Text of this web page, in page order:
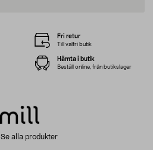
Se alla produkter
Fri retur
Till valfri butik
Hämta i butik
Beställ online, från butikslager